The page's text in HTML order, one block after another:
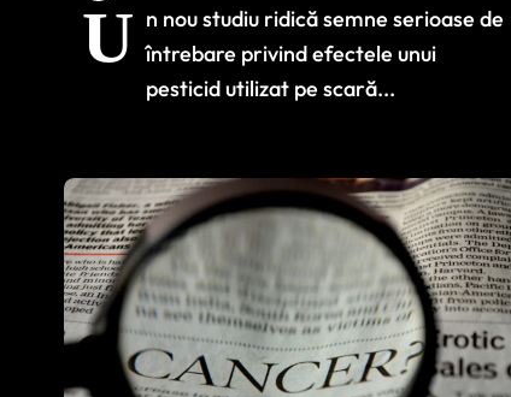
putea afecta
dezvoltarea
naștere
U n nou studiu ridică semne serioase de
întrebare privind efectele unui
pesticid utilizat pe scară...